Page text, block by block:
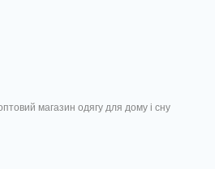
магазин одягу для дому і сну